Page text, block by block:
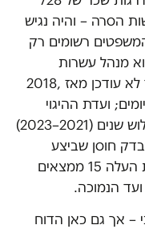
הסרה – והיה נגיש
רשומים רק
מנהל עשרות
נוספים; מסמך מדיניות הגנת הסייבר לא עודכן מאז ,2018
ועדת ההיגוי
המשרדית לתקשוב לא התכנסה כשלוש שנים (2021–2023)
רק באפריל 2024. מבדק חוסן שביצע
משרד מבקר המדינה ברשת מסוימת העלה 15 ממצאים
הנמוכה.
– אך גם כאן הדוח